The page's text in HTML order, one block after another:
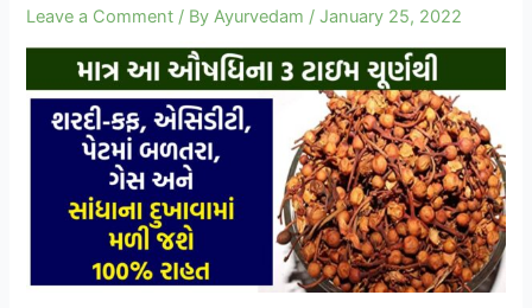
Leave a Comment / ByAyurvedam /January 25, 2022